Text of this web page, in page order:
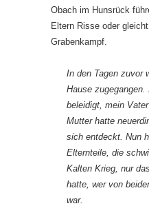
Obach im Hunsrück
Eltern Risse oder
Grabenkampf.
In den Tagen zuvor
Hause
beleidigt, mein
Mutter hatte
sich entdeckt. Nun
Elternteile, die
Kalten Krieg, nur
hatte, wer von
war.